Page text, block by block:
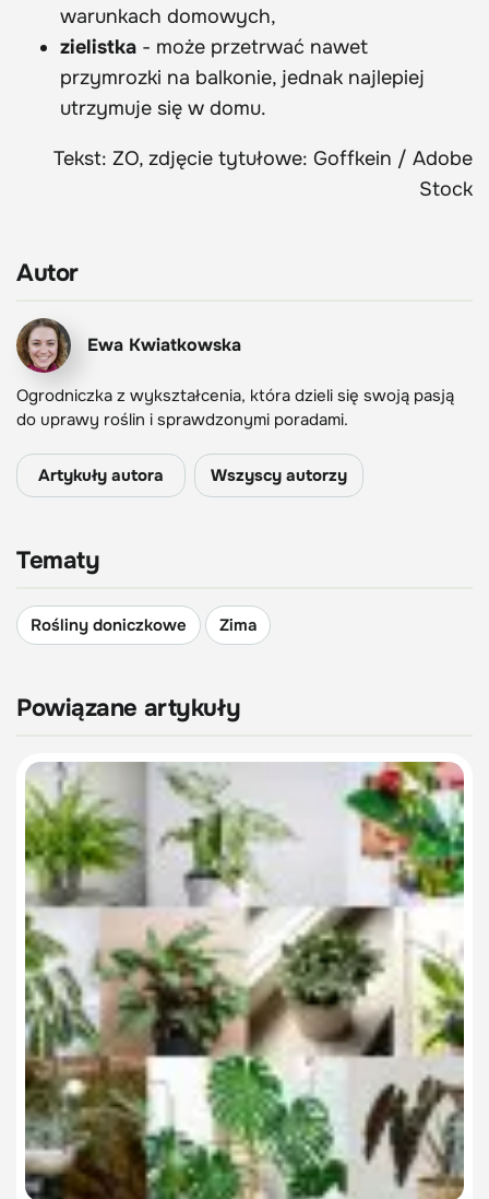
warunkach domowych,
zielistka - może przetrwać nawet
przymrozki na balkonie, jednak najlepiej
utrzymuje się w domu.
Tekst: ZO, zdjęcie tytułowe: Goffkein / Adobe
Stock
Autor
Ewa Kwiatkowska
Ogrodniczka z wykształcenia, która dzieli się swoją pasją
do uprawy roślin i sprawdzonymi poradami.
Artykuły autora Wszyscy autorzy
Tematy
Rośliny doniczkowe Zima
Powiązane artykuły